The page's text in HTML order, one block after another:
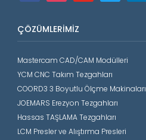
ÇÖZÜMLERIMIZ
Mastercam CAD/CAM Modülleri
YCM CNC Takım Tezgahları
COORD3 3 Boyutlu Ölçme Makinaları
JOEMARS Erezyon Tezgahları
Hassas TAŞLAMA Tezgahları
LCM Presler ve Alıştırma Presleri